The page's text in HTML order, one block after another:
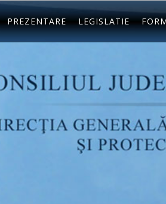
PREZENTARE LEGISLATIE